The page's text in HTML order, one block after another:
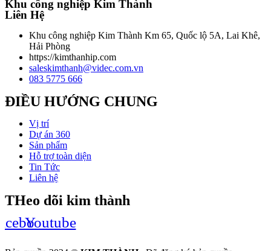
Khu công nghiệp Kim Thành
Liên Hệ
Khu công nghiệp Kim Thành Km 65, Quốc lộ 5A, Lai Khê,
Hải Phòng
https://kimthanhip.com
saleskimthanh@videc.com.vn
083 5775 666
ĐIỀU HƯỚNG CHUNG
Vị trí
Dự án 360
Sản phẩm
Hỗ trợ toàn diện
Tin Tức
Liên hệ
THeo dõi kim thành
Youtube